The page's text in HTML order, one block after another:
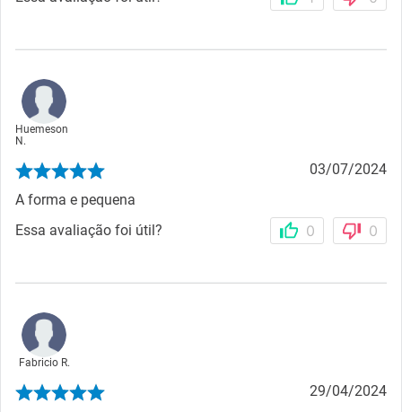
Huemeson
N.
03/07/2024
A forma e pequena
Essa avaliação foi útil?
0 0
Fabricio R.
29/04/2024